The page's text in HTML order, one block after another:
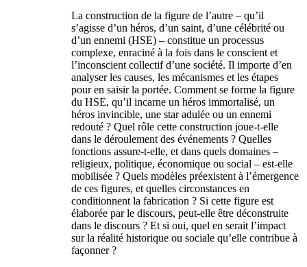
La construction de la figure de l’autre – qu’il
s’agisse d’un héros, d’un saint, d’une célébrité ou
d’un ennemi (HSE) – constitue un processus
complexe, enraciné à la fois dans le conscient et
l’inconscient collectif d’une société. Il importe d’en
analyser les causes, les mécanismes et les étapes
pour en saisir la portée. Comment se forme la figure
du HSE, qu’il incarne un héros immortalisé, un
héros invincible, une star adulée ou un ennemi
redouté ? Quel rôle cette construction joue-t-elle
dans le déroulement des événements ? Quelles
fonctions assure-t-elle, et dans quels domaines –
religieux, politique, économique ou social – est-elle
mobilisée ? Quels modèles préexistent à l’émergence
de ces figures, et quelles circonstances en
conditionnent la fabrication ? Si cette figure est
élaborée par le discours, peut-elle être déconstruite
dans le discours ? Et si oui, quel en serait l’impact
sur la réalité historique ou sociale qu’elle contribue à
façonner ?